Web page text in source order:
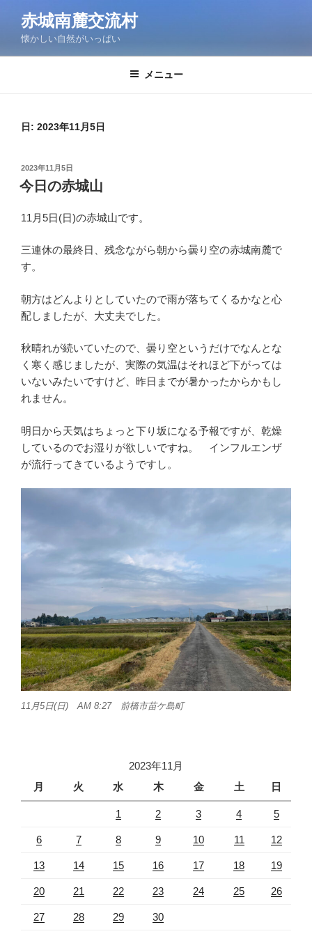
ン
赤城南麓交流村
懐かしい自然がいっぱい
メニュー
日: 2023年11月5日
投
稿
日:
2023年11月5日
今日の赤城山
11月5日(日)の赤城山です。
三連休の最終日、残念ながら朝から曇り空の赤城南麓で
す。
朝方はどんよりとしていたので雨が落ちてくるかなと心
配しましたが、大丈夫でした。
秋晴れが続いていたので、曇り空というだけでなんとな
く寒く感じましたが、実際の気温はそれほど下がっては
いないみたいですけど、昨日までが暑かったからかもし
れません。
明日から天気はちょっと下り坂になる予報ですが、乾燥
しているのでお湿りが欲しいですね。 インフルエンザ
が流行ってきているようですし。
11月5日(日) AM 8:27 前橋市苗ケ島町
2023年11月
月
火 水 木 金 土 日
1 2 3 4 5
6 7 8 9 10 11 12
13 14 15 16 17 18 19
20 21 22 23 24 25 26
27 28 29 30